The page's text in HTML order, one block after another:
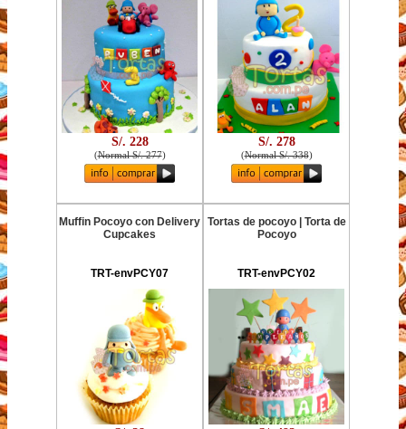
S/. 228
(Normal S/. 277)
S/. 278
(Normal S/. 338)
Muffin Pocoyo con Delivery
Cupcakes
TRT-envPCY07
Tortas de pocoyo | Torta de
Pocoyo
TRT-envPCY02